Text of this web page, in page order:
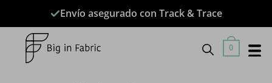
contenido
Envío asegurado con Track & Trace
0